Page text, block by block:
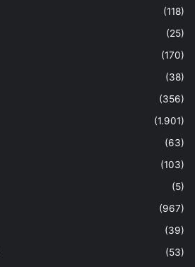
(118)
(25)
(170)
(38)
(356)
(1.901)
(63)
(103)
(5)
(967)
(39)
(53)